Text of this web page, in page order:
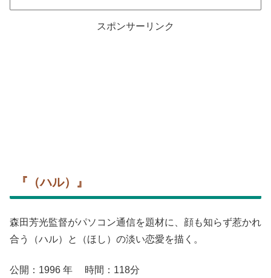
スポンサーリンク
『（ハル）』
森田芳光監督がパソコン通信を題材に、顔も知らず惹かれ
合う（ハル）と（ほし）の淡い恋愛を描く。
公開：1996 年 時間：118分